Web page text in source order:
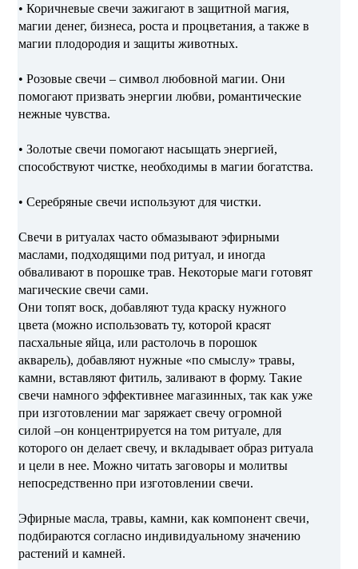
• Коричневые свечи зажигают в защитной магия,
магии денег, бизнеса, роста и процветания, а также в
магии плодородия и защиты животных.
• Розовые свечи – символ любовной магии. Они
помогают призвать энергии любви, романтические
нежные чувства.
• Золотые свечи помогают насыщать энергией,
способствуют чистке, необходимы в магии богатства.
• Серебряные свечи используют для чистки.
Свечи в ритуалах часто обмазывают эфирными
маслами, подходящими под ритуал, и иногда
обваливают в порошке трав. Некоторые маги готовят
магические свечи сами.
Они топят воск, добавляют туда краску нужного
цвета (можно использовать ту, которой красят
пасхальные яйца, или растолочь в порошок
акварель), добавляют нужные «по смыслу» травы,
камни, вставляют фитиль, заливают в форму. Такие
свечи намного эффективнее магазинных, так как уже
при изготовлении маг заряжает свечу огромной
силой –он концентрируется на том ритуале, для
которого он делает свечу, и вкладывает образ ритуала
и цели в нее. Можно читать заговоры и молитвы
непосредственно при изготовлении свечи.
Эфирные масла, травы, камни, как компонент свечи,
подбираются согласно индивидуальному значению
растений и камней.